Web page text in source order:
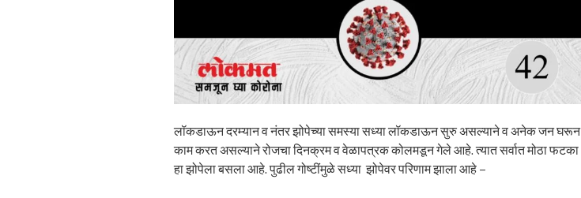
लॉकडाऊन दरम्यान व नंतर झोपेच्या समस्या सध्या लॉकडाऊन सुरु असल्याने व अनेक जन घरून
काम करत असल्याने रोजचा दिनक्रम व वेळापत्रक कोलमडून गेले आहे. त्यात सर्वात मोठा फटका
हा झोपेला बसला आहे. पुढील गोष्टींमुळे सध्या झोपेवर परिणाम झाला आहे –